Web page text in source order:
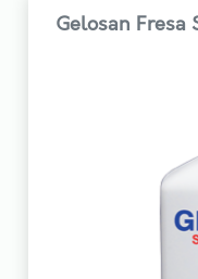
Gelosan Fresa